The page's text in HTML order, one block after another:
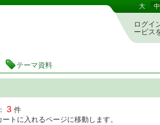
システム 大 中
ログイ
ービス
テーマ資料
3 件
トに入れるページに移動します。